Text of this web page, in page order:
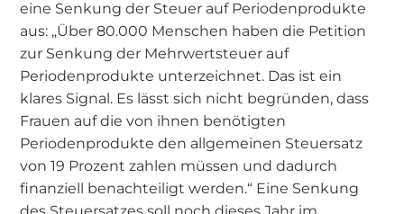
eine Senkung der Steuer auf Periodenprodukte
aus: „Über 80.000 Menschen haben die Petition
zur Senkung der Mehrwertsteuer auf
Periodenprodukte unterzeichnet. Das ist ein
klares Signal. Es lässt sich nicht begründen, dass
Frauen auf die von ihnen benötigten
Periodenprodukte den allgemeinen Steuersatz
von 19 Prozent zahlen müssen und dadurch
finanziell benachteiligt werden.“ Eine Senkung
des Steuersatzes soll noch dieses Jahr im